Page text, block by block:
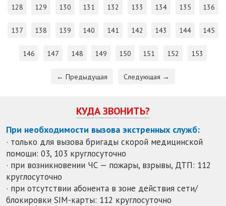
128 129 130 131 132 133 134 135 136
137 138 139 140 141 142 143 144 145
146 147 148 149 150 151 152 153
← Предыдущая Следующая →
КУДА ЗВОНИТЬ?
При необходимости вызова экстренных служб:
· только для вызова бригады скорой медицинской
помощи: 03, 103 круглосуточно
· при возникновении ЧС — пожары, взрывы, ДТП: 112
круглосуточно
· при отсутствии абонента в зоне действия сети/
блокировки SIM-карты: 112 круглосуточно